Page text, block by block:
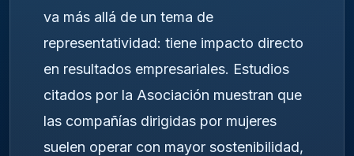
va más allá de un tema de
representatividad: tiene impacto directo
en resultados empresariales. Estudios
citados por la Asociación muestran que
las compañías dirigidas por mujeres
suelen operar con mayor sostenibilidad,